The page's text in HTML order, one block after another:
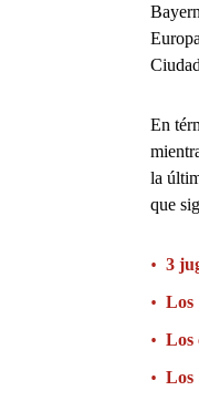
En
la
que
• 3
• Los
• Los
• Los